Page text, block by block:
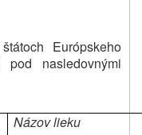
Európskeho
pod nasledovnými
Názov lieku